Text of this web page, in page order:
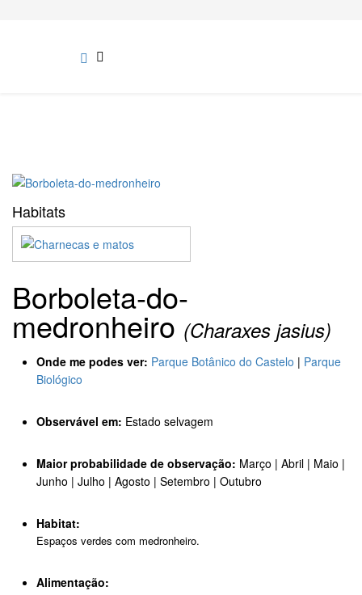
Habitats
Borboleta-do-
medronheiro (Charaxes jasius)
Onde me podes ver: Parque Botânico do Castelo | Parque
Biológico
Observável em: Estado selvagem
Maior probabilidade de observação: Março | Abril | Maio |
Junho | Julho | Agosto | Setembro | Outubro
Habitat:
Espaços verdes com medronheiro.
Alimentação: